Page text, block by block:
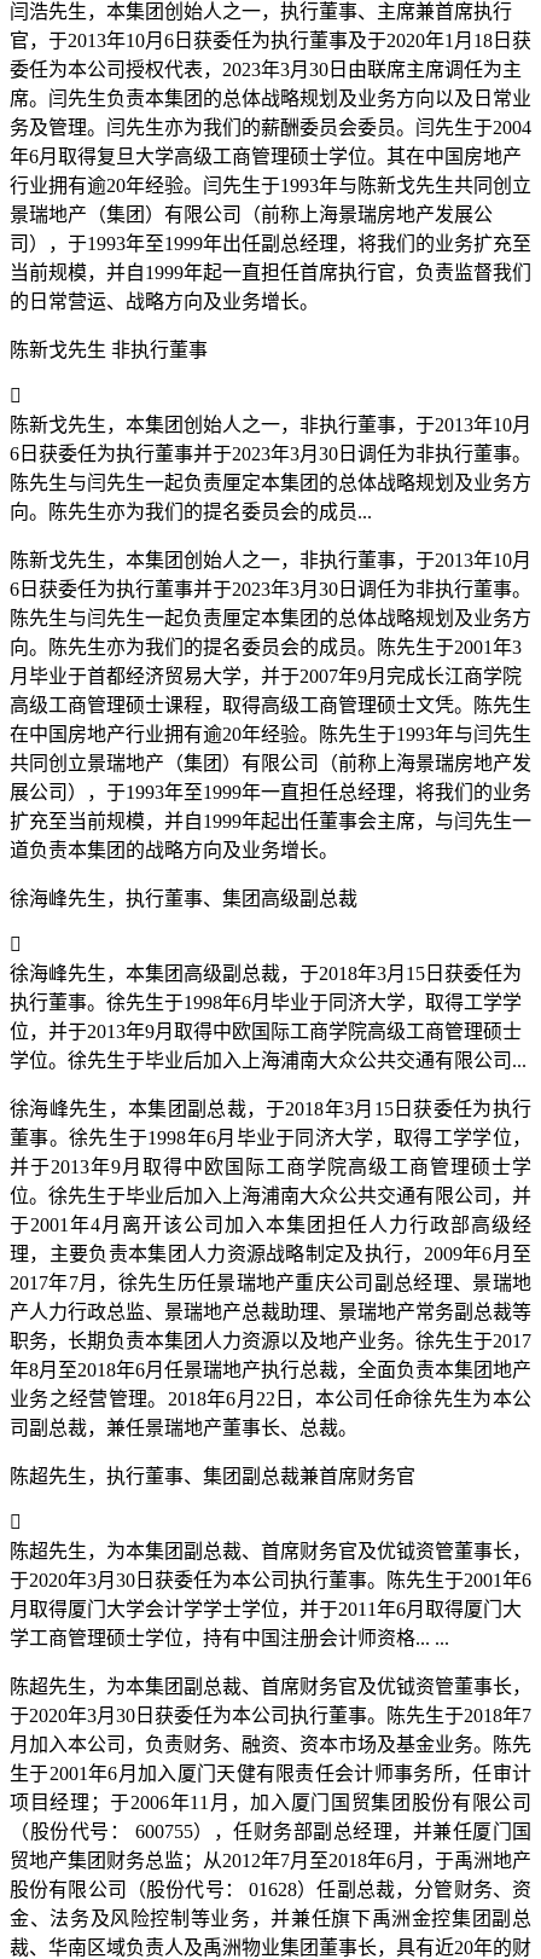
闫浩先生，本集团创始人之一，执行董事、主席兼首席执行
官，于2013年10月6日获委任为执行董事及于2020年1月18日获
委任为本公司授权代表，2023年3月30日由联席主席调任为主
席。闫先生负责本集团的总体战略规划及业务方向以及日常业
务及管理。闫先生亦为我们的薪酬委员会委员。闫先生于2004
年6月取得复旦大学高级工商管理硕士学位。其在中国房地产
行业拥有逾20年经验。闫先生于1993年与陈新戈先生共同创立
景瑞地产（集团）有限公司（前称上海景瑞房地产发展公
司），于1993年至1999年出任副总经理，将我们的业务扩充至
当前规模，并自1999年起一直担任首席执行官，负责监督我们
的日常营运、战略方向及业务增长。
陈新戈先生 非执行董事

陈新戈先生，本集团创始人之一，非执行董事，于2013年10月
6日获委任为执行董事并于2023年3月30日调任为非执行董事。
陈先生与闫先生一起负责厘定本集团的总体战略规划及业务方
向。陈先生亦为我们的提名委员会的成员...
陈新戈先生， 本集团创始人之一，非执行董事，于2013年10月
6日获委任为执行董事并于2023年3月30日调任为非执行董事。
陈先生与闫先生一起负责厘定本集团的总体战略规划及业务方
向。陈先生亦为我们的提名委员会的成员。陈先生于2001年3
月毕业于首都经济贸易大学，并于2007年9月完成长江商学院
高级工商管理硕士课程，取得高级工商管理硕士文凭。陈先生
在中国房地产行业拥有逾20年经验。陈先生于1993年与闫先生
共同创立景瑞地产（集团）有限公司（前称上海景瑞房地产发
展公司），于1993年至1999年一直担任总经理，将我们的业务
扩充至当前规模，并自1999年起出任董事会主席，与闫先生一
道负责本集团的战略方向及业务增长。
徐海峰先生，执行董事、集团高级副总裁

徐海峰先生，本集团高级副总裁，于2018年3月15日获委任为
执行董事。徐先生于1998年6月毕业于同济大学，取得工学学
位，并于2013年9月取得中欧国际工商学院高级工商管理硕士
学位。徐先生于毕业后加入上海浦南大众公共交通有限公司...
徐海峰先生，本集团副总裁，于2018年3月15日获委任为执行
董事。徐先生于1998年6月毕业于同济大学，取得工学学位，
并于2013年9月取得中欧国际工商学院高级工商管理硕士学
位。徐先生于毕业后加入上海浦南大众公共交通有限公司，并
于2001年4月离开该公司加入本集团担任人力行政部高级经
理，主要负责本集团人力资源战略制定及执行，2009年6月至
2017年7月，徐先生历任景瑞地产重庆公司副总经理、景瑞地
产人力行政总监、景瑞地产总裁助理、景瑞地产常务副总裁等
职务，长期负责本集团人力资源以及地产业务。徐先生于2017
年8月至2018年6月任景瑞地产执行总裁，全面负责本集团地产
业务之经营管理。2018年6月22日，本公司任命徐先生为本公
司副总裁，兼任景瑞地产董事长、总裁。
陈超先生，执行董事、集团副总裁兼首席财务官

陈超先生，为本集团副总裁、首席财务官及优钺资管董事长，
于2020年3月30日获委任为本公司执行董事。陈先生于2001年6
月取得厦门大学会计学学士学位，并于2011年6月取得厦门大
学工商管理硕士学位，持有中国注册会计师资格... ...
陈超先生，为本集团副总裁、首席财务官及优钺资管董事长，
于2020年3月30日获委任为本公司执行董事。陈先生于2018年7
月加入本公司，负责财务、融资、资本市场及基金业务。陈先
生于2001年6月加入厦门天健有限责任会计师事务所，任审计
项目经理；于2006年11月，加入厦门国贸集团股份有限公司
（股份代号： 600755），任财务部副总经理，并兼任厦门国
贸地产集团财务总监；从2012年7月至2018年6月，于禹洲地产
股份有限公司（股份代号： 01628）任副总裁，分管财务、资
金、法务及风险控制等业务，并兼任旗下禹洲金控集团副总
裁、华南区域负责人及禹洲物业集团董事长，具有近20年的财